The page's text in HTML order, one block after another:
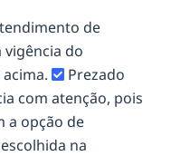
de
vigência do
Prezado
com atenção, pois
a opção de
na